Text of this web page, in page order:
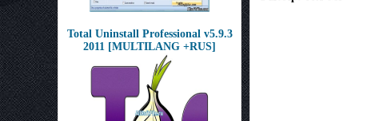
Total Uninstall Professional v5.9.3
2011 [MULTILANG +RUS]